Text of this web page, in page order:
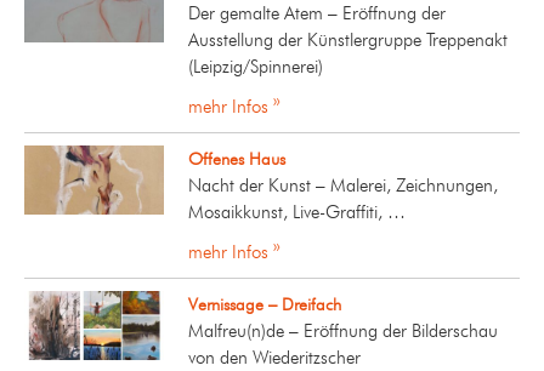
Der gemalte Atem – Eröffnung der
Ausstellung der Künstlergruppe Treppenakt
(Leipzig/Spinnerei)
mehr Infos »
Offenes Haus
Nacht der Kunst – Malerei, Zeichnungen,
Mosaikkunst, Live-Graffiti, …
mehr Infos »
Vernissage – Dreifach
Malfreu(n)de – Eröffnung der Bilderschau
von den Wiederitzscher